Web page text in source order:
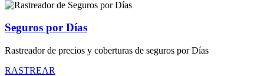
Seguros por Días
Rastreador de precios y coberturas de seguros por Días
RASTREAR